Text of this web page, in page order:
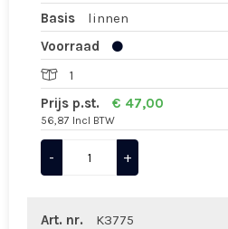
Basis
linnen
Voorraad
1
Prijs p.st.
€ 47,00
56,87 Incl BTW
- +
Art. nr.
K3775